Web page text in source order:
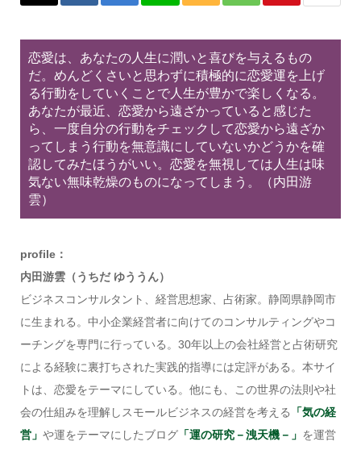
恋愛は、あなたの人生に潤いと喜びを与えるもの
だ。めんどくさいと思わずに積極的に恋愛運を上げ
る行動をしていくことで人生が豊かで楽しくなる。
あなたが最近、恋愛から遠ざかっていると感じた
ら、一度自分の行動をチェックして恋愛から遠ざか
ってしまう行動を無意識にしていないかどうかを確
認してみたほうがいい。恋愛を無視しては人生は味
気ない無味乾燥のものになってしまう。（内田游
雲）
profile：
内田游雲（うちだ ゆううん）
ビジネスコンサルタント、経営思想家、占術家。静岡県静岡市
に生まれる。中小企業経営者に向けてのコンサルティングやコ
ーチングを専門に行っている。30年以上の会社経営と占術研究
による経験に裏打ちされた実践的指導には定評がある。本サイ
トは、恋愛をテーマにしている。他にも、この世界の法則や社
会の仕組みを理解しスモールビジネスの経営を考える
「気の経
営」 や運をテーマにしたブログ「運の研究－洩天機－」 を運営